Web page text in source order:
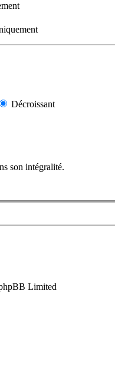
Décroissant
son intégralité.
Limited